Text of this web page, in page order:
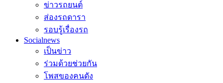
ข่าวรถยนต์
ส่องรถดารา
รอบรู้เรื่องรถ
Socialnews
เป็นข่าว
ร่วมด้วยช่วยกัน
โพสของคนดัง